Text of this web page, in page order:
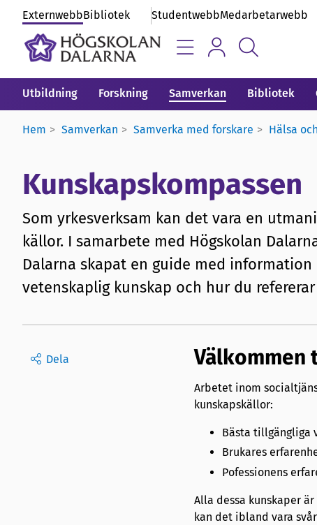
ExternwebbBibliotek StudentwebbMedarbetarwebb
Utbildning Forskning Samverkan Bibliotek
Hem Samverkan Samverka med forskare Hälsa
Kunskapskompassen
Som yrkesverksam kan det vara en
källor. I samarbete med Högskolan
Dalarna skapat en guide med
vetenskaplig kunskap och hur du
Dela Välkommen
Arbetet inom
kunskapskällor:
Bästa tillgängliga
Brukares
Pofessionens
Alla dessa kunskaper
kan det ibland vara